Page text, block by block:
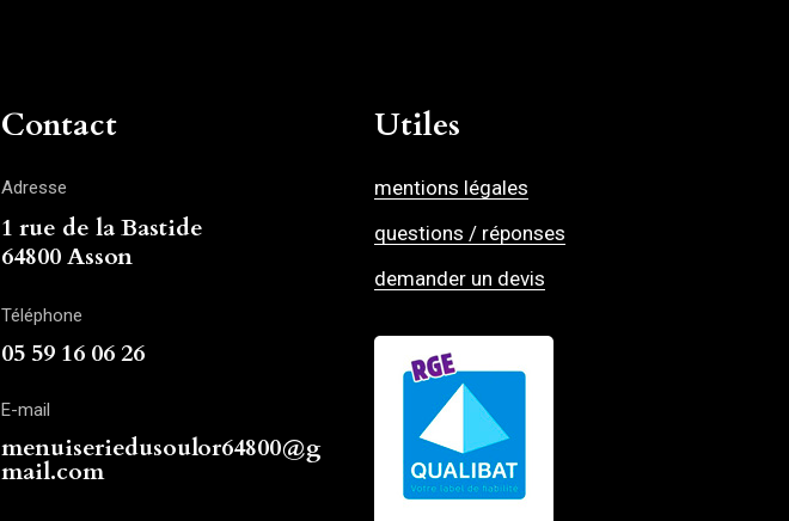
Contact
Adresse
1 rue de la Bastide
64800 Asson
Téléphone
05 59 16 06 26
E-mail
menuiseriedusoulor64800@g
mail.com
Utiles
mentions légales
questions / réponses
demander un devis